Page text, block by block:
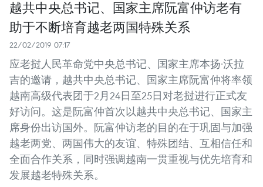
越共中央总书记、国家主席阮富仲访老有
助于不断培育越老两国特殊关系
22/02/2019 07:17
应老挝人民革命党中央总书记、国家主席本扬·沃拉
吉的邀请，越共中央总书记、国家主席阮富仲将率领
越南高级代表团于2月24日至25日对老挝进行正式友
好访问。这是阮富仲首次以越共中央总书记、国家主
席身份出访国外。阮富仲访老的目的在于巩固与加强
越老两党、两国伟大的友谊、特殊团结、互相信任和
全面合作关系，同时强调越南一贯重视与优先培育和
发展越老特殊关系。